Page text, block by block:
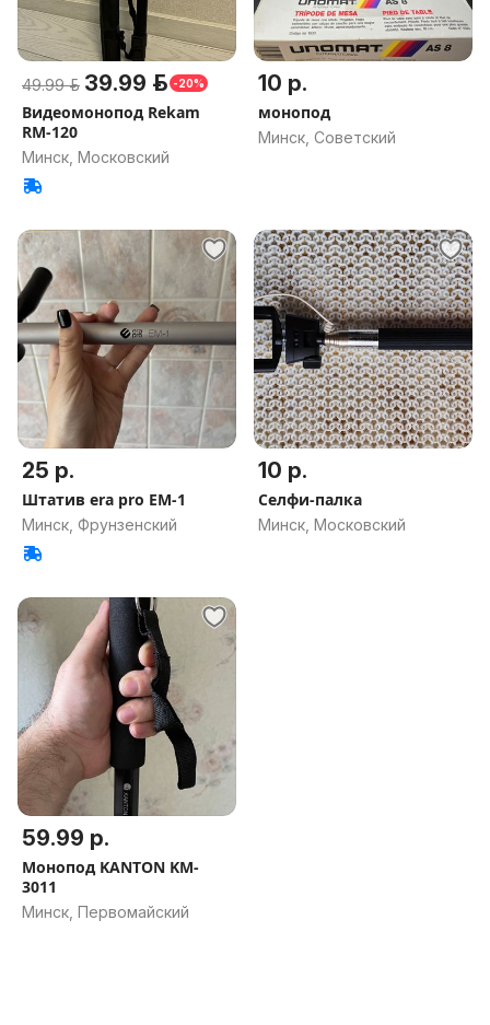
49.99 р. 39.99 р. -20%
Видеомонопод Rekam
RM-120
Минск, Московский
10 р.
монопод
Минск, Советский
25 р.
Штатив era pro EM-1
Минск, Фрунзенский
10 р.
Селфи-палка
Минск, Московский
59.99 р.
Монопод KANTON KM-
3011
Минск, Первомайский